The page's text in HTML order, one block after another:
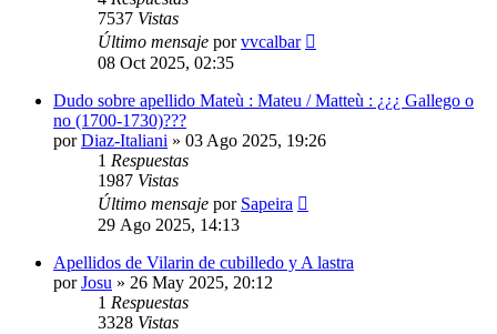
7537 Vistas
Último mensaje porvvcalbar
08 Oct 2025, 02:35
Dudo sobre apellido Mateù : Mateu / Matteù : ¿¿¿ Gallego o
no (1700-1730)???
porDiaz-Italiani » 03 Ago 2025, 19:26
1 Respuestas
1987 Vistas
Último mensaje por Sapeira
29 Ago 2025, 14:13
Apellidos de Vilarin de cubilledo y A lastra
porJosu » 26 May 2025, 20:12
1 Respuestas
3328 Vistas